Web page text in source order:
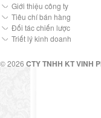
Giới thiệu công ty
Tiêu chí bán hàng
Đối tác chiến lược
Triết lý kinh doanh
© 2026 CTY TNHH KT VINH